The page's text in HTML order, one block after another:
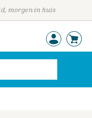
morgen in huis